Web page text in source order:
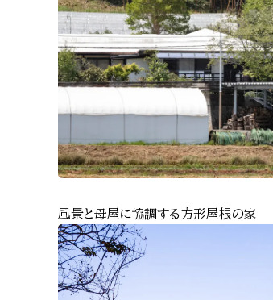
風景と母屋に協調する方形屋根の家